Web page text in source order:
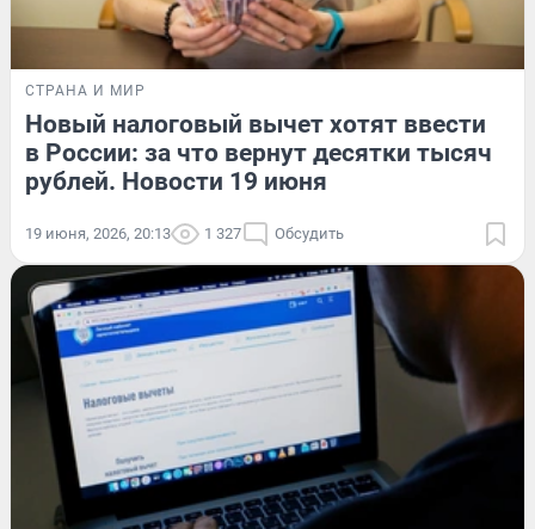
СТРАНА И МИР
Новый налоговый вычет хотят ввести
в России: за что вернут десятки тысяч
рублей. Новости 19 июня
19 июня, 2026, 20:13 1 327 Обсудить